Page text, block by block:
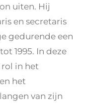
uiten. Hij
en secretaris
gedurende een
1995. In deze
in het
het
van zijn